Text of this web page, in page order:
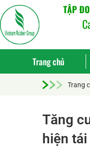
TẬP
Trang chủ
Trang
Tăng
hiện